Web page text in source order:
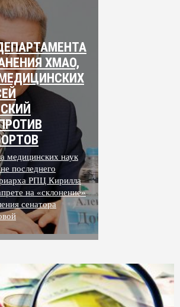
ХМАО,
медицинских наук
последнего
РПЦ Кирилла
на «склонение»
сенатора